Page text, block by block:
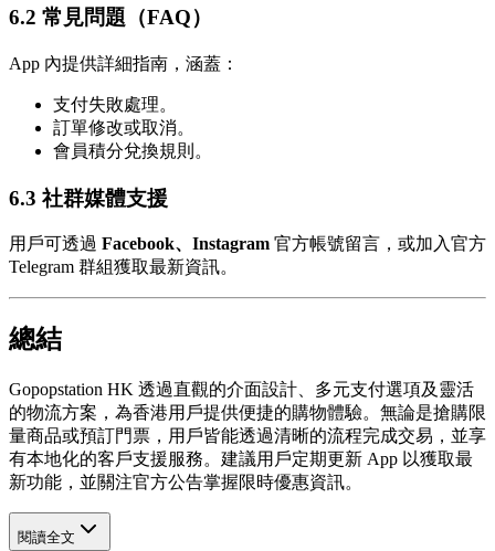
6.2 常見問題（FAQ）
App 內提供詳細指南，涵蓋：
支付失敗處理。
訂單修改或取消。
會員積分兌換規則。
6.3 社群媒體支援
用戶可透過 Facebook、Instagram 官方帳號留言，或加入官方
Telegram 群組獲取最新資訊。
總結
Gopopstation HK 透過直觀的介面設計、多元支付選項及靈活
的物流方案，為香港用戶提供便捷的購物體驗。無論是搶購限
量商品或預訂門票，用戶皆能透過清晰的流程完成交易，並享
有本地化的客戶支援服務。建議用戶定期更新 App 以獲取最
新功能，並關注官方公告掌握限時優惠資訊。
閱讀全文